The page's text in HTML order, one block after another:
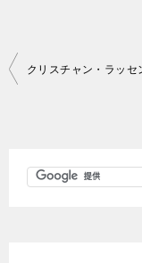
投